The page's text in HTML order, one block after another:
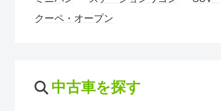
クーペ・オープン
中古車を探す